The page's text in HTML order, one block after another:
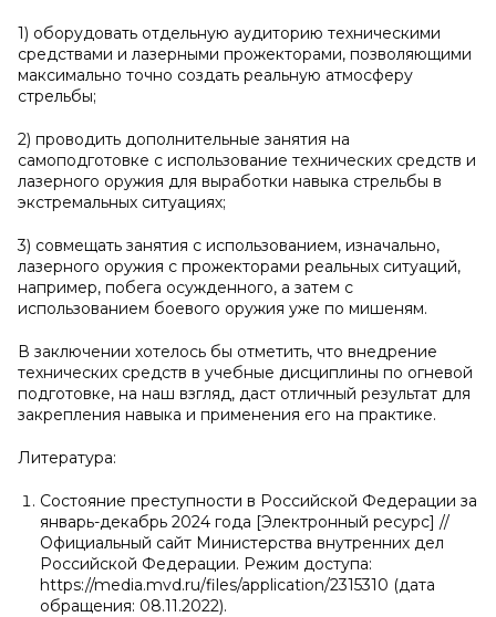
1) оборудовать отдельную аудиторию техническими
средствами и лазерными прожекторами, позволяющими
максимально точно создать реальную атмосферу
стрельбы;
2) проводить дополнительные занятия на
самоподготовке с использование технических средств и
лазерного оружия для выработки навыка стрельбы в
экстремальных ситуациях;
3) совмещать занятия с использованием, изначально,
лазерного оружия с прожекторами реальных ситуаций,
например, побега осужденного, а затем с
использованием боевого оружия уже по мишеням.
В заключении хотелось бы отметить, что внедрение
технических средств в учебные дисциплины по огневой
подготовке, на наш взгляд, даст отличный результат для
закрепления навыка и применения его на практике.
Литература:
Состояние преступности в Российской Федерации за
январь-декабрь 2024 года [Электронный ресурс] //
Официальный сайт Министерства внутренних дел
Российской Федерации. Режим доступа:
https://media.mvd.ru/files/application/2315310 (дата
обращения: 08.11.2022).